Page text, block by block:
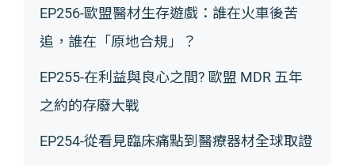
EP256-歐盟醫材生存遊戲：誰在火車後苦
追，誰在「原地合規」？
EP255-在利益與良心之間? 歐盟 MDR 五年
之約的存廢大戰
EP254-從看見臨床痛點到醫療器材全球取證